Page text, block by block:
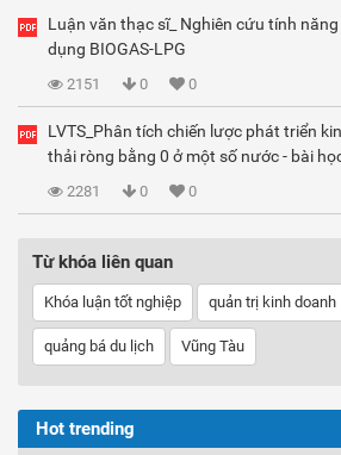
Luận văn thạc sĩ_ Nghiên cứu tính
dụng BIOGAS-LPG
2151 0 0
LVTS_Phân tích chiến lược phát triển
thải ròng bằng 0 ở một số nước - bài
2281 0 0
Từ khóa liên quan
Khóa luận tốt nghiệp quản trị kinh doanh
quảng bá du lịch Vũng Tàu
Hot trending